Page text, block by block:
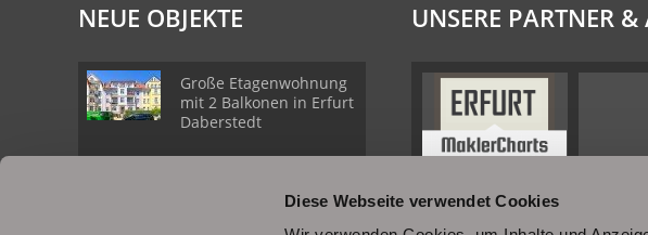
Diese Webseite verwendet Cookies
NEUE OBJEKTE
Große Etagenwohnung
mit 2 Balkonen in Erfurt
Daberstedt
Erdgeschosswohnung
UNSERE PARTNER